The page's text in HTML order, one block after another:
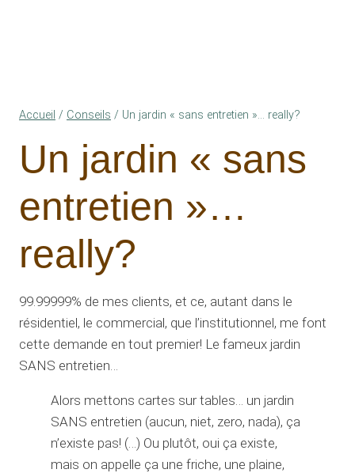
Accueil / Conseils / Un jardin « sans entretien »… really?
Un jardin « sans
entretien »…
really?
99.99999% de mes clients, et ce, autant dans le
résidentiel, le commercial, que l’institutionnel, me font
cette demande en tout premier! Le fameux jardin
SANS entretien…
Alors mettons cartes sur tables… un jardin
SANS entretien (aucun, niet, zero, nada), ça
n’existe pas! (…) Ou plutôt, oui ça existe,
mais on appelle ça une friche, une plaine,